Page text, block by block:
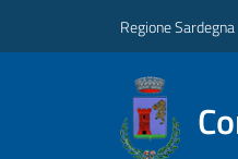
Regione Sardegna